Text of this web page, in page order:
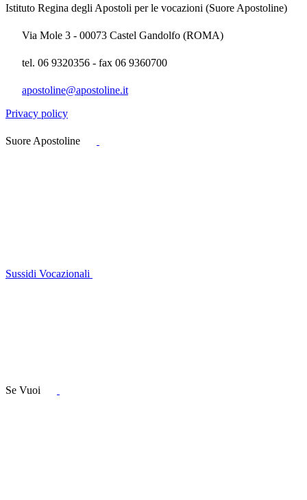
Istituto Regina degli Apostoli per le vocazioni (Suore Apostoline)
Via Mole 3 - 00073 Castel Gandolfo (ROMA)
tel. 06 9320356 - fax 06 9360700
apostoline@apostoline.it
Privacy policy
Suore Apostoline
Sussidi Vocazionali
Se Vuoi